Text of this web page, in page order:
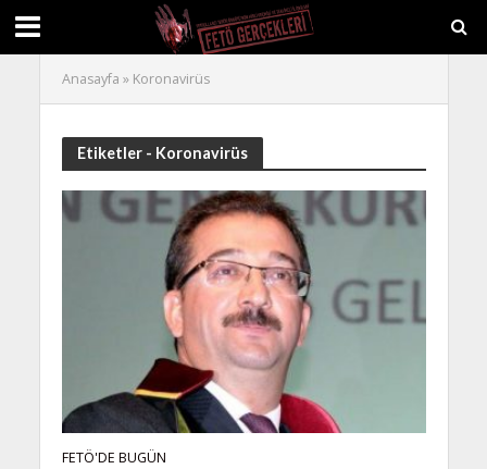
Anasayfa » Koronavirüs
Etiketler - Koronavirüs
FETÖ'DE BUGÜN